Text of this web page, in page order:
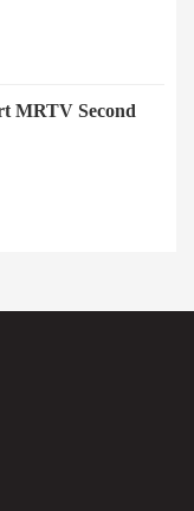
MRTV Second